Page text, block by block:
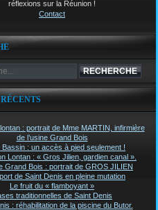
réflexions sur la Réunion !
Contact
: portrait de Mme MARTIN, infirmière
de l’usine Grand Bois
Bassin : un accès à pied seulement !
Lontan : « Gros Jilien, gardien canal ».
Grand Bois : portrait de GROS JILIEN
de Saint Denis en pleine mutation
Le fruit du « flamboyant »
traditionnelles de Saint Denis
: réhabilitation de la piscine du Butor.